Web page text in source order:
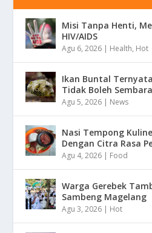
Misi Tanpa Henti,
HIV/AIDS
Agu 6, 2026 | Health, Hot
Ikan Buntal
Tidak Boleh
Agu 5, 2026 | News
Nasi Tempong
Dengan Citra Rasa
Agu 4, 2026 | Food
Warga Gerebek
Sambeng Magelang
Agu 3, 2026 | Hot